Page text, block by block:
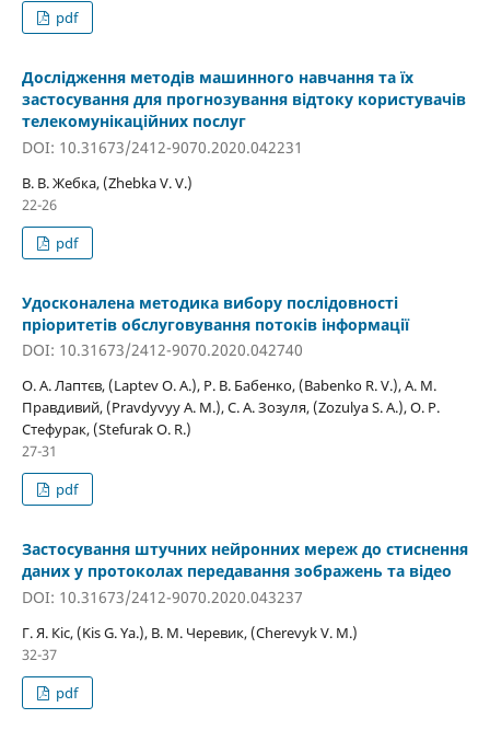
pdf
Дослідження методів машинного навчання та їх
застосування для прогнозування відтоку користувачів
телекомунікаційних послуг
DOI: 10.31673/2412-9070.2020.042231
В. В. Жебка, (Zhebka V. V.)
22-26
pdf
Удосконалена методика вибору послідовності
пріоритетів обслуговування потоків інформації
DOI: 10.31673/2412-9070.2020.042740
О. А. Лаптєв, (Laptev O. A.), Р. В. Бабенко, (Babenko R. V.), А. М.
Правдивий, (Pravdyvyy A. M.), С. А. Зозуля, (Zozulya S. A.), О. Р.
Стефурак, (Stefurak O. R.)
27-31
pdf
Застосування штучних нейронних мереж до стиснення
даних у протоколах передавання зображень та відео
DOI: 10.31673/2412-9070.2020.043237
Г. Я. Кіс, (Kis G. Ya.), В. М. Черевик, (Cherevyk V. M.)
32-37
pdf